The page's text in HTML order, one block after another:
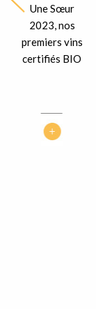
Une Sœur
2023, nos
premiers vins
certifiés BIO